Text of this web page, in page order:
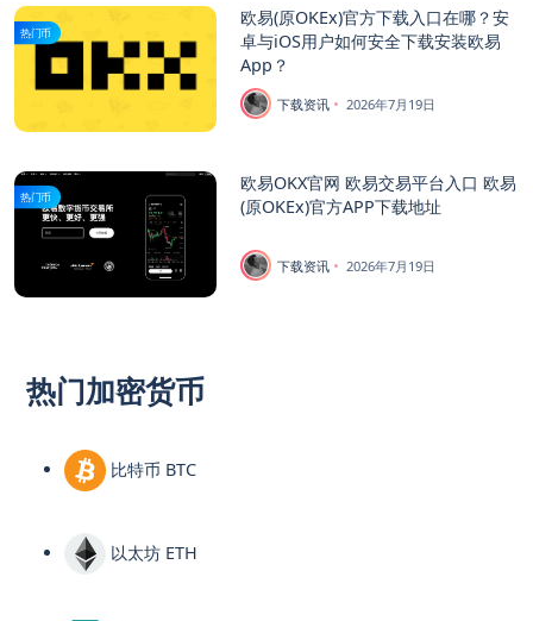
热门币
欧易(原OKEx)官方下载入口在哪？安
卓与iOS用户如何安全下载安装欧易
App？
下载资讯 2026年7月19日
热门币
欧易OKX官网 欧易交易平台入口 欧易
(原OKEx)官方APP下载地址
下载资讯 2026年7月19日
热门加密货币
比特币 BTC
以太坊 ETH